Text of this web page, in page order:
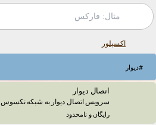
اکسپلور
#دیوار
اتصال دیوار
سرویس اتصال دیوار به شبکه نکسوس
رایگان و نامحدود